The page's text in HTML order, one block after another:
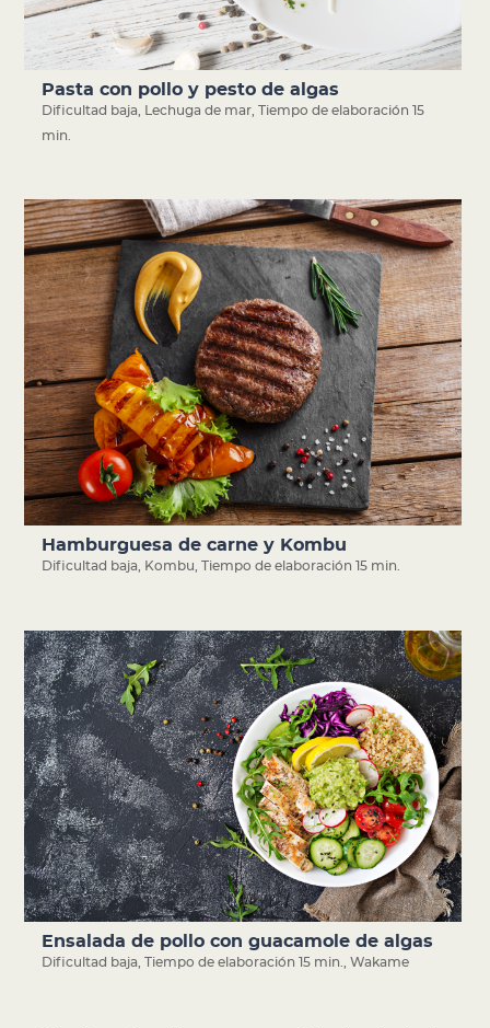
Pasta con pollo y pesto de algas
Dificultad baja Lechuga de mar ,Tiempo de elaboración 15
min.
Hamburguesa de carne y Kombu
Dificultad baja Kombu Tiempo de elaboración 15 min.
Ensalada de pollo con guacamole de algas
Dificultad baja Tiempo de elaboración 15 min. Wakame